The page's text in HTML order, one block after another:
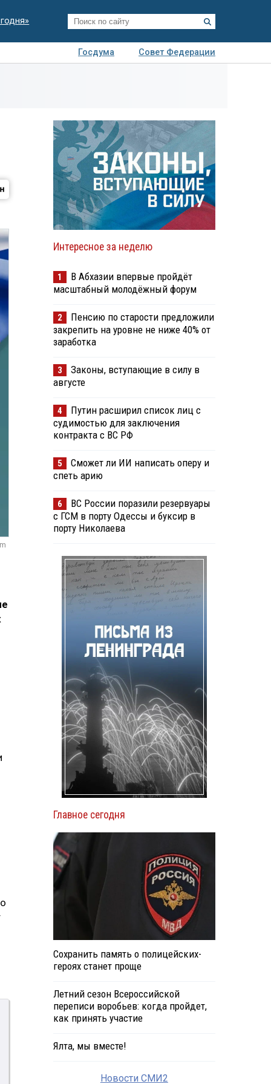
Госдума
Совет Федерации
Интересное за неделю
1
В Абхазии впервые пройдёт
масштабный молодёжный форум
2
Пенсию по старости предложили
закрепить на уровне не ниже 40% от
заработка
3
Законы, вступающие в силу в
августе
4
Путин расширил список лиц с
судимостью для заключения
контракта с ВС РФ
5
Сможет ли ИИ написать оперу и
спеть арию
6
ВС России поразили резервуары
с ГСМ в порту Одессы и буксир в
порту Николаева
Главное сегодня
Сохранить память о полицейских-
героях станет проще
Летний сезон Всероссийской
переписи воробьев: когда пройдет,
как принять участие
Ялта, мы вместе!
Новости СМИ2